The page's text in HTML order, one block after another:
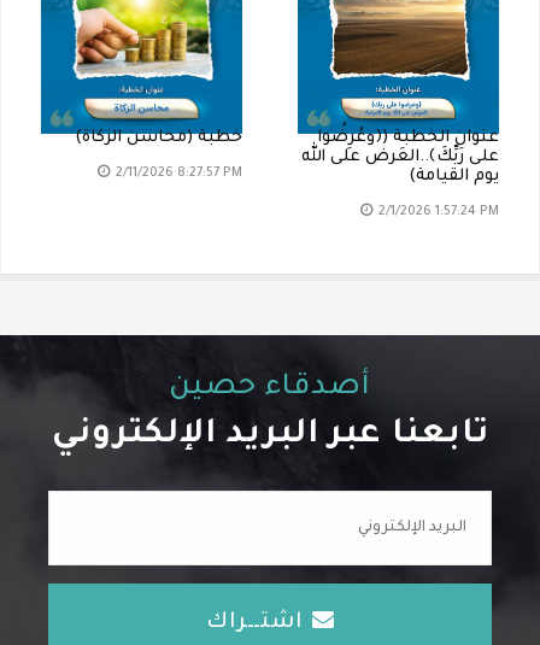
خطبة (محاسن الزكاة)
2/11/2026 8:27:57 PM
عنوان الخطبة (﴿وعُرِضُوا
على رَبِّكَ﴾..العَرض على الله
يوم القيامة)
2/1/2026 1:57:24 PM
أصدقاء حصين
تابعنا عبر البريد الإلكتروني
اشتــراك